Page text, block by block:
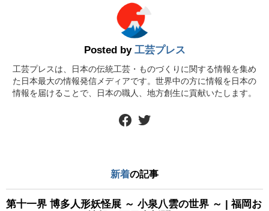
Posted by 工芸プレス
工芸プレスは、日本の伝統工芸・ものづくりに関する情報を集め
た日本最大の情報発信メディアです。世界中の方に情報を日本の
情報を届けることで、日本の職人、地方創生に貢献いたします。
新着の記事
第十一界 博多人形妖怪展 ～ 小泉八雲の世界 ～ | 福岡お